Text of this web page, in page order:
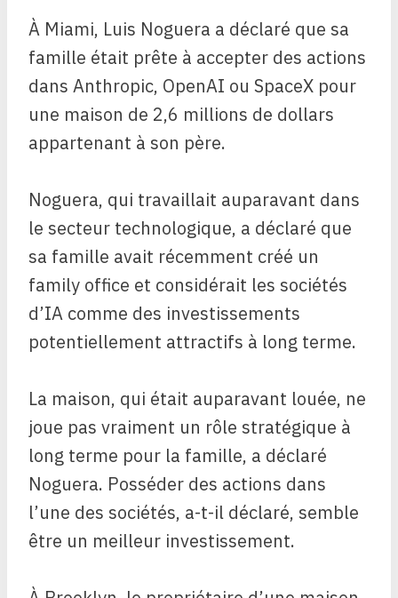
À Miami, Luis Noguera a déclaré que sa
famille était prête à accepter des actions
dans Anthropic, OpenAI ou SpaceX pour
une maison de 2,6 millions de dollars
appartenant à son père.
Noguera, qui travaillait auparavant dans
le secteur technologique, a déclaré que
sa famille avait récemment créé un
family office et considérait les sociétés
d’IA comme des investissements
potentiellement attractifs à long terme.
La maison, qui était auparavant louée, ne
joue pas vraiment un rôle stratégique à
long terme pour la famille, a déclaré
Noguera. Posséder des actions dans
l’une des sociétés, a-t-il déclaré, semble
être un meilleur investissement.